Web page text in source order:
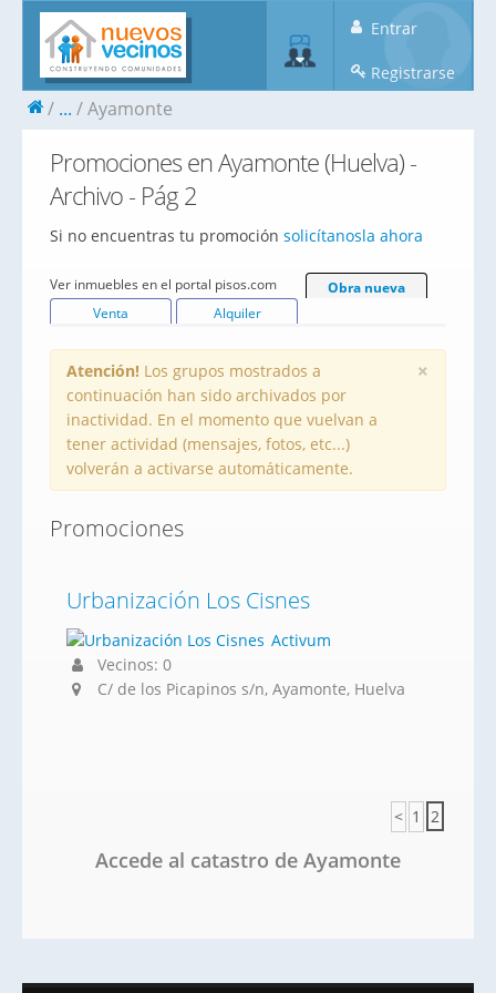
Entrar
Registrarse
... Ayamonte
Promociones en Ayamonte (Huelva) -
Archivo - Pág 2
Si no encuentras tu promoción solicítanosla ahora
Ver inmuebles en el portal pisos.com
Obra nueva
Venta
Alquiler
×
Atención! Los grupos mostrados a
continuación han sido archivados por
inactividad. En el momento que vuelvan a
tener actividad (mensajes, fotos, etc...)
volverán a activarse automáticamente.
Promociones
Urbanización Los Cisnes
Activum
Vecinos: 0
C/ de los Picapinos s/n, Ayamonte, Huelva
< 1 2
Accede al catastro de Ayamonte